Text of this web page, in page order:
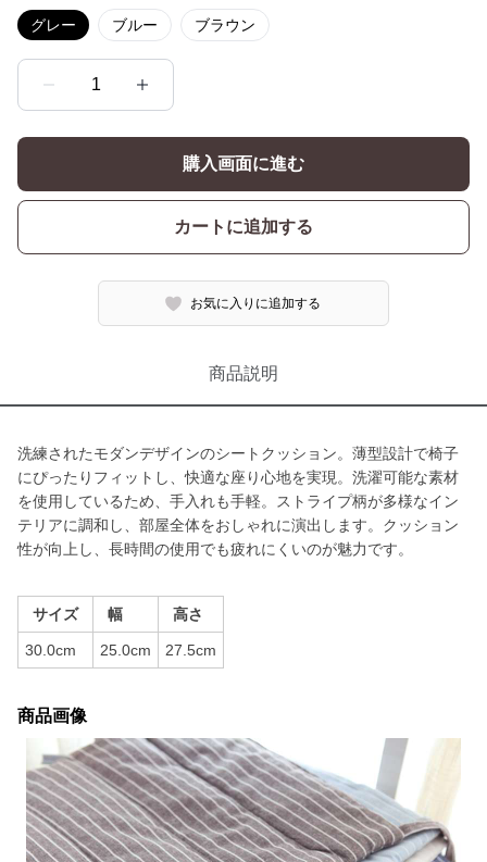
グレー ブルー ブラウン
1
購入画面に進む
カートに追加する
お気に入りに追加する
商品説明
洗練されたモダンデザインのシートクッション。薄型設計で椅子
にぴったりフィットし、快適な座り心地を実現。洗濯可能な素材
を使用しているため、手入れも手軽。ストライプ柄が多様なイン
テリアに調和し、部屋全体をおしゃれに演出します。クッション
性が向上し、長時間の使用でも疲れにくいのが魅力です。
サイズ 幅 高さ
30.0cm 25.0cm 27.5cm
商品画像